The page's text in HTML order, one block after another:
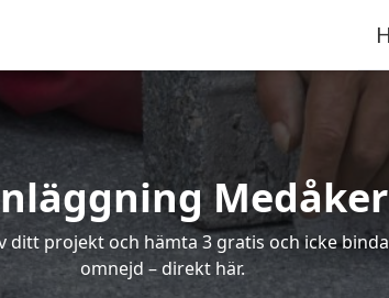
Medåker
ditt projekt och hämta 3 gratis och icke
omnejd – direkt här.